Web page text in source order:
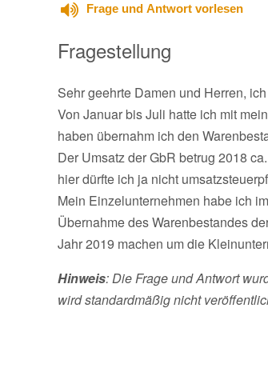
Frage und Antwort vorlesen
Fragestellung
Sehr geehrte Damen und Herren,
Von Januar bis Juli hatte ich mit
haben übernahm ich den
Der Umsatz der GbR betrug 2018
hier dürfte ich ja nicht
Mein Einzelunternehmen habe ich
Übernahme des Warenbestandes
Jahr 2019 machen um die
Hinweis: Die Frage und Antwort
wird standardmäßig nicht